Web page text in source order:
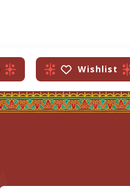
Wishlist